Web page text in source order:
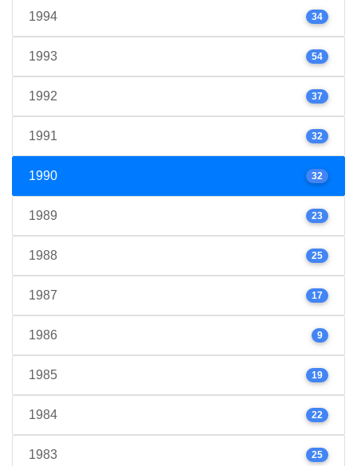
1994 34
1993 54
1992 37
1991 32
1990 32
1989 23
1988 25
1987 17
1986 9
1985 19
1984 22
1983 25